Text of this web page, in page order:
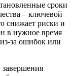
сроки
– ключевой
снижает риски и
в нужное время
за ошибок или
завершения